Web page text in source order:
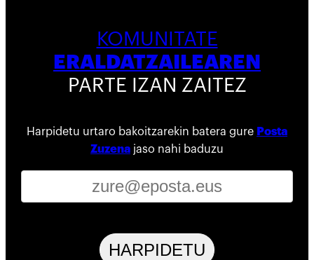
KOMUNITATE
ERALDATZAILEAREN
PARTE IZAN ZAITEZ
Harpidetu urtaro bakoitzarekin batera gure Posta
Zuzena jaso nahi baduzu
HARPIDETU